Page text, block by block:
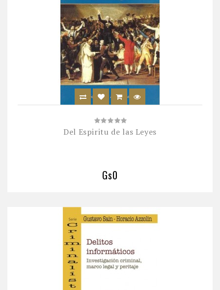
Del Espiritu de las Leyes
Gs0